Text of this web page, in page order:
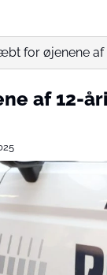
for øjenene af
af 12-